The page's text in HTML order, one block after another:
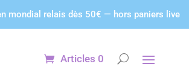
mondial relais dès 50€ — hors paniers live
Articles 0
des cookies